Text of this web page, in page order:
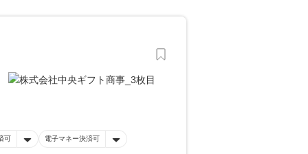
可 電子マネー決済可